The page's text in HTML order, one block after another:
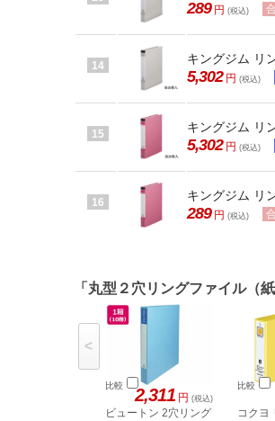
289 円 (税込)
14 キングジム リ
5,302 円 (税込)
15 キングジム リ
5,302 円 (税込)
16 キングジム リ
289 円 (税込)
「丸型２穴リングファイル（
比較 2,311 円 (税込)
ビュートン 2穴リング
比較
コクヨ
<